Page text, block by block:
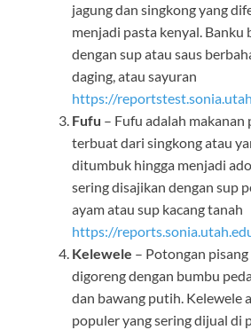
jagung dan singkong yang
menjadi pasta kenyal. Banku
dengan sup atau saus
daging, atau sayuran
https://
Fufu – Fufu adalah makanan
terbuat dari singkong atau
ditumbuk hingga menjadi
sering disajikan dengan sup
ayam atau sup kacang tanah
https://
Kelewele – Potongan
digoreng dengan bumbu
dan bawang putih. Kelewele
populer yang sering dijual di